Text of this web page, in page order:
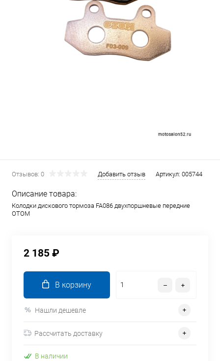
Отзывов: 0 Добавить отзыв Артикул: 005744
Описание товара:
Колодки дискового тормоза FA086 двухпоршневые передние
ОТОМ
2 185 ₽
В корзину
Нашли дешевле
Рассчитать доставку
В наличии